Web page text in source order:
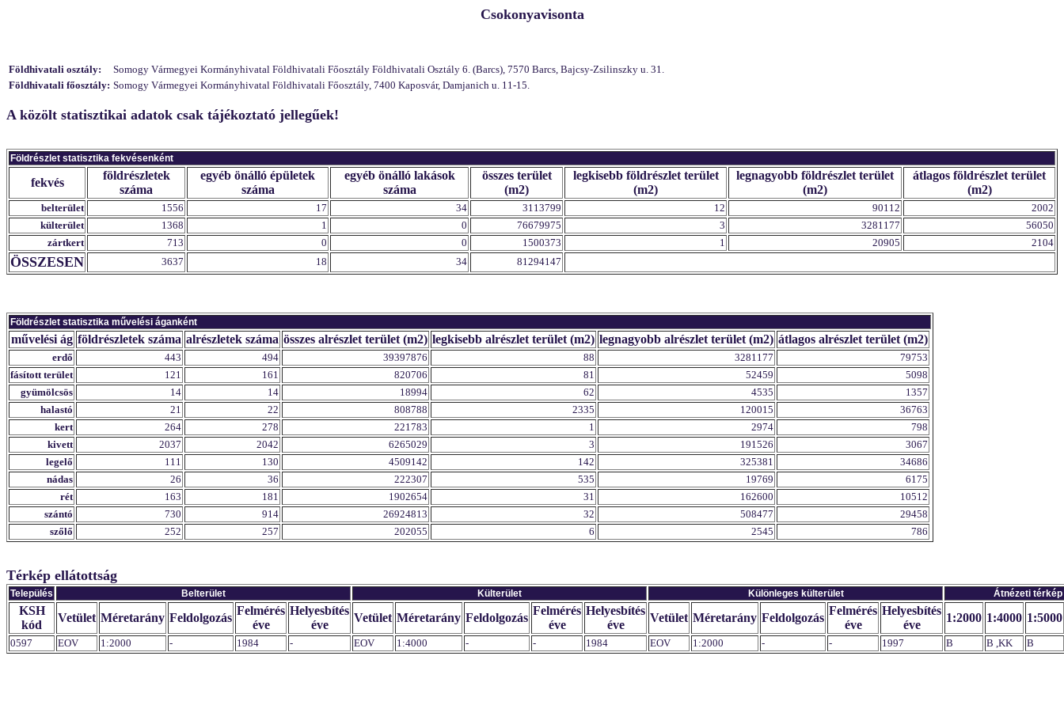
Csokonyavisonta
Földhivatali osztály:
Somogy Vármegyei Kormányhivatal Földhivatali Főosztály Földhivatali Osztály 6. (Barcs), 7570 Barcs, Bajcsy-Zsilinszky u. 31.
Földhivatali főosztály: Somogy Vármegyei Kormányhivatal Földhivatali Főosztály, 7400 Kaposvár, Damjanich u. 11-15.
A közölt statisztikai adatok csak tájékoztató jellegűek!
Földrészlet statisztika fekvésenként
fekvés
földrészletek
száma
egyéb önálló épületek
száma
egyéb önálló lakások
száma
összes terület
(m2)
legkisebb földrészlet terület
(m2)
legnagyobb földrészlet terület
(m2)
átlagos földrészlet terület
(m2)
belterület 1556 17 34 3113799 12 90112
2002
külterület
1368 1 0 76679975 3 3281177
56050
zártkert
713 0 0 1500373 1 20905 2104
ÖSSZESEN 3637 18 34 81294147
Földrészlet statisztika művelési áganként
művelési ág földrészletek száma alrészletek száma összes alrészlet terület (m2) legkisebb alrészlet terület (m2) legnagyobb alrészlet terület (m2) átlagos alrészlet terület (m2)
erdő 443 494 39397876 88 3281177
79753
fásított terület
121 161 820706 81 52459
5098
gyümölcsös
14 14 18994 62 4535
1357
halastó
21 22 808788 2335 120015
36763
kert
264 278 221783 1 2974
798
kivett
2037 2042 6265029 3 191526
3067
legelő
111 130 4509142 142 325381
34686
nádas
26 36 222307 535 19769
6175
rét
163 181 1902654 31 162600
10512
szántó
730 914 26924813 32 508477
29458
szőlő
252 257 202055 6 2545 786
Térkép ellátottság
Település Belterület Külterület Különleges külterület Átnézeti térkép
KSH
kód
Vetület Méretarány Feldolgozás
Felmérés
éve
Helyesbítés
éve
Vetület Méretarány Feldolgozás
Felmérés
éve
Helyesbítés
éve
Vetület Méretarány Feldolgozás
Felmérés
éve
Helyesbítés
éve
1:2000 1:4000 1:5000
0597 EOV 1:2000 - 1984 - EOV 1:4000 - - 1984 EOV 1:2000 - - 1997 B B ,KK B